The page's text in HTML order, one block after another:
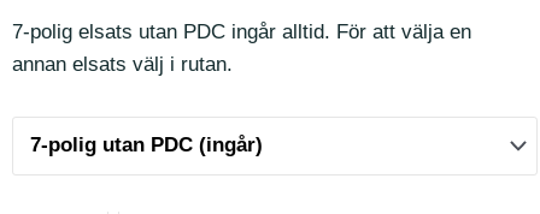
7-polig elsats utan PDC ingår alltid. För att välja en
annan elsats välj i rutan.